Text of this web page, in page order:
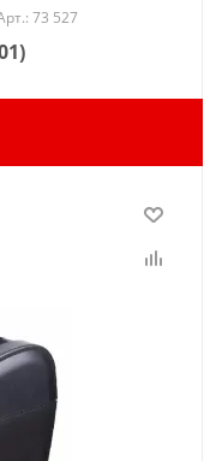
73 527
)